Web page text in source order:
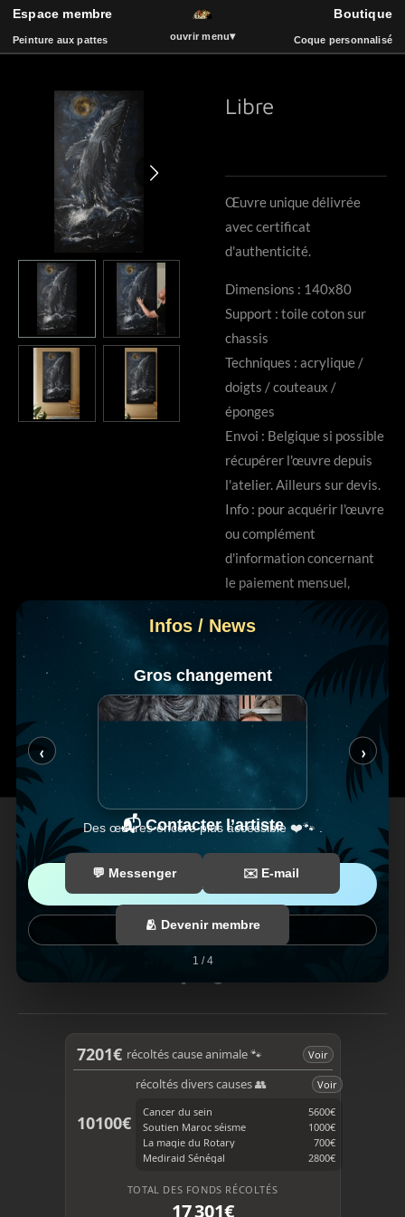
Espace membre
Peinture aux pattes ouvrir menu▾
Boutique
Coque personnalisé
Espace membre
Peinture aux pattes
Coque de téléphone
Événements
Livre d'or
Boutique
Bois et Sculpture
Passer
au
principal
ART
Libre
Œuvre unique délivrée
avec certificat
d'authenticité.
Dimensions : 140x80
Support : toile coton sur
chassis
Techniques : acrylique /
doigts / couteaux /
éponges
Envoi : Belgique si possible
récupérer l'œuvre depuis
l'atelier. Ailleurs sur devis.
Info : pour acquérir l'œuvre
ou complément
d'information concernant
le paiement mensuel,
prenez contact via
messenger (badge bleu) ou
par mail en bas du site.
Infos / News
‹
Gros changement
Des œuvres encore plus accessible ❤️🐾 .
›
👉 En savoir plus
Fermer
1 / 4
📬 Contacter l’artiste
💬 Messenger ✉️ E-mail
🫂 Devenir membre
F
e
o
T
T
o
7201€ récoltés cause animale 🐾 Voir
10100€
récoltés divers causes 👥
Voir
Cancer du sein
5600€
Soutien Maroc séisme
1000€
La magie du Rotary
700€
Mediraid Sénégal
2800€
TOTAL DES FONDS RÉCOLTÉS
17 301€